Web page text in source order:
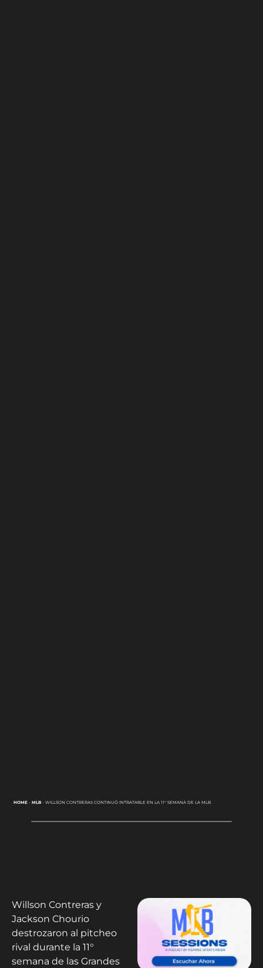
HOME- MLB- WILLSON CONTRERAS CONTINUÓ INTRATABLE EN LA 11° SEMANA DE LA MLB
Willson Contreras y
Jackson Chourio
destrozaron al pitcheo
rival durante la 11°
semana de las Grandes